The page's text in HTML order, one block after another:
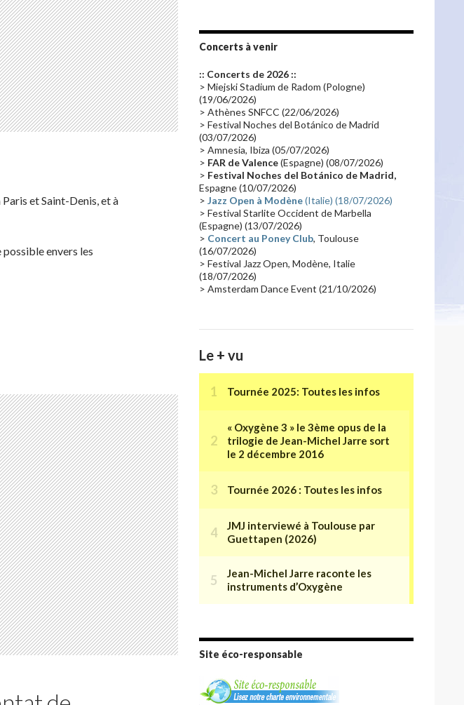
et Saint-Denis, et à
envers les
deuil national pour les victimes de la tuerie de vendredi
Promo 2019
Emissions 2010 Disques rares
Synthé 70's(20)
Claviériste(19) Groupe de Recherche Musicale
France 2 (18)
Critique(17) Coffret(17) Chronologie(16)
Passages radio(16)
Synthé 80's(16) Les concerts en Chine (16)
Cinéma(16) Houston
Synthé Roland Belgique
Récompense(14) Collaborations 70's(14)
Astronomie(14) France Inter(14)
Concerts à venir
:: Concerts de 2026 ::
> Miejski Stadium de Radom (Pologne)
(19/06/2026)
> Athènes SNFCC (22/06/2026)
> Festival Noches del Botánico de Madrid
(03/07/2026)
> Amnesia, Ibiza (05/07/2026)
> FAR de Valence(Espagne) (08/07/2026)
> Festival Noches del Botánico de Madrid,
Espagne (10/07/2026)
> Jazz Open à Modène(Italie) (18/07/2026)
> Festival Starlite Occident de Marbella
(Espagne) (13/07/2026)
> Concert au Poney Club, Toulouse
(16/07/2026)
> Festival Jazz Open, Modène, Italie
(18/07/2026)
> Amsterdam Dance Event (21/10/2026)
Le + vu
Site éco-responsable